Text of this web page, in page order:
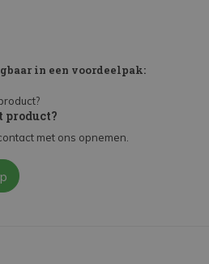
in een voordeelpak:
product?
met ons opnemen.